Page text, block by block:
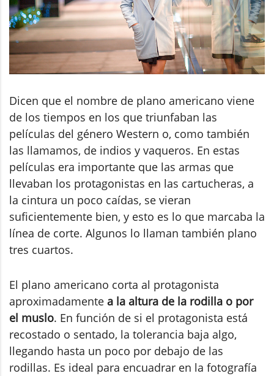
Dicen que el nombre de plano americano viene
de los tiempos en los que triunfaban las
películas del género Western o, como también
las llamamos, de indios y vaqueros. En estas
películas era importante que las armas que
llevaban los protagonistas en las cartucheras, a
la cintura un poco caídas, se vieran
suficientemente bien, y esto es lo que marcaba la
línea de corte. Algunos lo llaman también plano
tres cuartos.
El plano americano corta al protagonista
aproximadamente a la altura de la rodilla o por
el muslo. En función de si el protagonista está
recostado o sentado, la tolerancia baja algo,
llegando hasta un poco por debajo de las
rodillas. Es ideal para encuadrar en la fotografía